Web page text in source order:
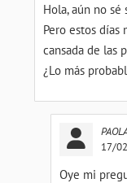
Hola, aún no sé
Pero estos días
cansada de las
¿Lo más
17/
Oye mi